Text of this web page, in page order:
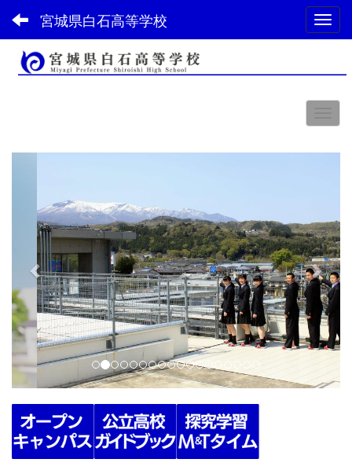
宮城県白石高等学校
e
v
i
o
u
s
t